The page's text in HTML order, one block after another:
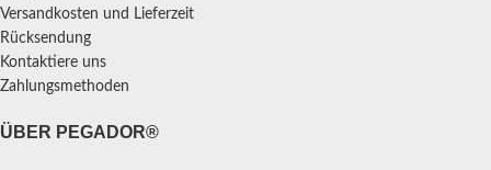
Versandkosten und Lieferzeit
Rücksendung
Kontaktiere uns
Zahlungsmethoden
ÜBER PEGADOR®